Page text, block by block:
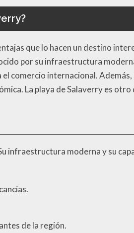
que lo hacen un destino
por su infraestructura
comercio internacional. Además,
La playa de Salaverry es otro
infraestructura moderna y su
de la región.